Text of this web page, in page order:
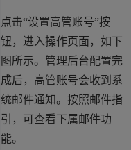
点击“设置高管账号”按
钮，进入操作页面，如下
图所示。管理后台配置完
成后，高管账号会收到系
统邮件通知。按照邮件指
引，可查看下属邮件功
能。